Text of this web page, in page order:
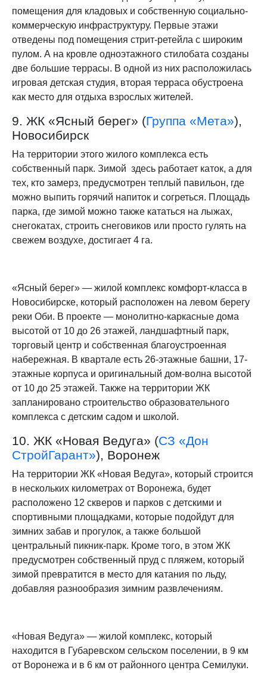
помещения для кладовых и собственную социально-
коммерческую инфраструктуру. Первые этажи
отведены под помещения стрит-ретейла с широким
пулом. А на кровле одноэтажного стилобата созданы
две большие террасы. В одной из них расположилась
игровая детская студия, вторая терраса обустроена
как место для отдыха взрослых жителей.
9. ЖК «Ясный берег» (Группа «Мета»),
Новосибирск
На территории этого жилого комплекса есть
собственный парк. Зимой здесь работает каток, а для
тех, кто замерз, предусмотрен теплый павильон, где
можно выпить горячий напиток и согреться. Площадь
парка, где зимой можно также кататься на лыжах,
снегокатах, строить снеговиков или просто гулять на
свежем воздухе, достигает 4 га.
«Ясный берег» — жилой комплекс комфорт-класса в
Новосибирске, который расположен на левом берегу
реки Оби. В проекте — монолитно-каркасные дома
высотой от 10 до 26 этажей, ландшафтный парк,
торговый центр и собственная благоустроенная
набережная. В квартале есть 26-этажные башни, 17-
этажные корпуса и оригинальный дом-волна высотой
от 10 до 25 этажей. Также на территории ЖК
запланировано строительство образовательного
комплекса с детским садом и школой.
10. ЖК «Новая Ведуга» (СЗ «Дон
СтройГарант»), Воронеж
На территории ЖК «Новая Ведуга», который строится
в нескольких километрах от Воронежа, будет
расположено 12 скверов и парков с детскими и
спортивными площадками, которые подойдут для
зимних забав и прогулок, а также большой
центральный пикник-парк. Кроме того, в этом ЖК
предусмотрен собственный пруд с пляжем, который
зимой превратится в место для катания по льду,
добавляя разнообразия зимним развлечениям.
«Новая Ведуга» — жилой комплекс, который
находится в Губаревском сельском поселении, в 9 км
от Воронежа и в 6 км от районного центра Семилуки.